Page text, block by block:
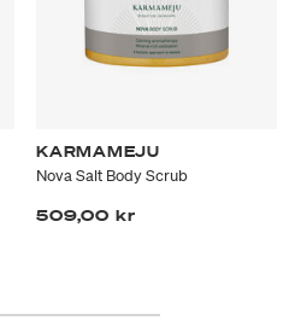
KARMAMEJU
Nova Salt Body Scrub
509,00 kr